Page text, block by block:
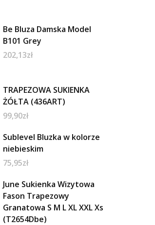
Be Bluza Damska Model
B101 Grey
202,13zł
TRAPEZOWA SUKIENKA
ŻÓŁTA (436ART)
99,90zł
Sublevel Bluzka w kolorze
niebieskim
75,95zł
June Sukienka Wizytowa
Fason Trapezowy
Granatowa S M L XL XXL Xs
(T2654Dbe)